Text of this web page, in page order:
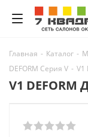
Главная - Каталог -
DEFORM Серия V - V1
V1